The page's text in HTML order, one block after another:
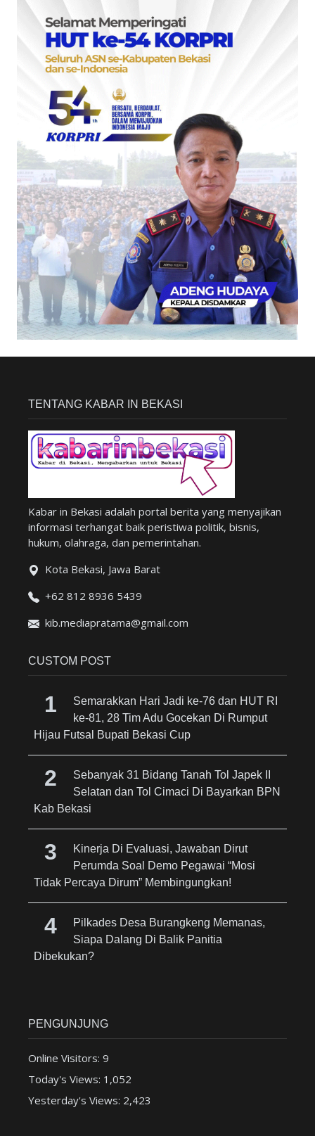
TENTANG KABAR IN BEKASI
Kabar in Bekasi adalah portal berita yang menyajikan
informasi terhangat baik peristiwa politik, bisnis,
hukum, olahraga, dan pemerintahan.
Kota Bekasi, Jawa Barat
+62 812 8936 5439
kib.mediapratama@gmail.com
CUSTOM POST
Semarakkan Hari Jadi ke-76 dan HUT RI
ke-81, 28 Tim Adu Gocekan Di Rumput
Hijau Futsal Bupati Bekasi Cup
Sebanyak 31 Bidang Tanah Tol Japek II
Selatan dan Tol Cimaci Di Bayarkan BPN
Kab Bekasi
Kinerja Di Evaluasi, Jawaban Dirut
Perumda Soal Demo Pegawai “Mosi
Tidak Percaya Dirum” Membingungkan!
Pilkades Desa Burangkeng Memanas,
Siapa Dalang Di Balik Panitia
Dibekukan?
PENGUNJUNG
Online Visitors: 9
Today's Views: 1,052
Yesterday's Views: 2,423